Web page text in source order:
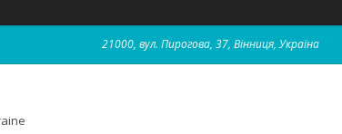
21000, вул. Пирогова, 37, Вінниця, Україна